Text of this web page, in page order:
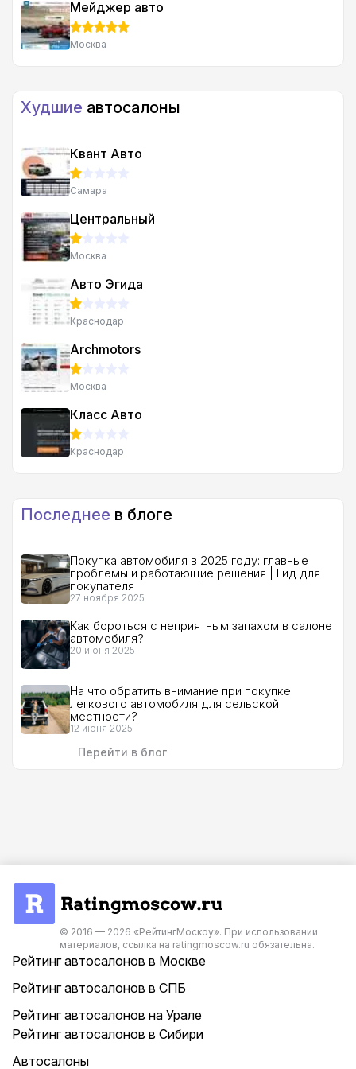
Мейджер авто
Москва
Худшие автосалоны
Квант Авто
Самара
Центральный
Москва
Авто Эгида
Краснодар
Archmotors
Москва
Класс Авто
Краснодар
Последнее в блоге
Покупка автомобиля в 2025 году: главные
проблемы и работающие решения | Гид для
покупателя
27 ноября 2025
Как бороться с неприятным запахом в салоне
автомобиля?
20 июня 2025
На что обратить внимание при покупке
легкового автомобиля для сельской
местности?
12 июня 2025
Перейти в блог
© 2016 — 2026 «РейтингМоскоу». При использовании
материалов, ссылка на ratingmoscow.ru обязательна.
Рейтинг автосалонов в Москве
Рейтинг автосалонов в СПБ
Рейтинг автосалонов на Урале
Рейтинг автосалонов в Сибири
Автосалоны